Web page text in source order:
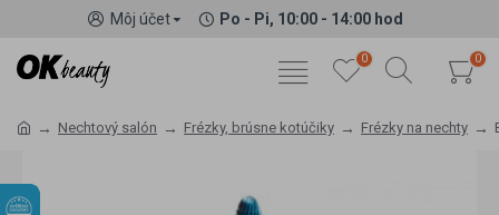
Môj účet Po - Pi, 10:00 - 14:00 hod
0 0
Nechtový salón Frézky, brúsne kotúčiky Frézky na nechty